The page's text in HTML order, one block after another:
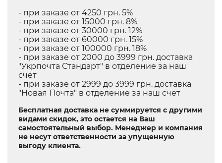
- при заказе от 4250 грн. 5%
- при заказе от 15000 грн. 8%
- при заказе от 30000 грн. 12%
- при заказе от 60000 грн. 15%
- при заказе от 100000 грн. 18%
- при заказе от 2000 до 3999 грн. доставка
"Укрпочта Стандарт" в отделение за наш
счет
- при заказе от 2999 до 3999 грн. доставка
"Новая Почта" в отделение за наш счет
Бесплатная доставка не суммируется с другими
видами скидок, это остается на Ваш
самостоятельный выбор. Менеджер и компания
не несут ответственности за упущенную
выгоду клиента.